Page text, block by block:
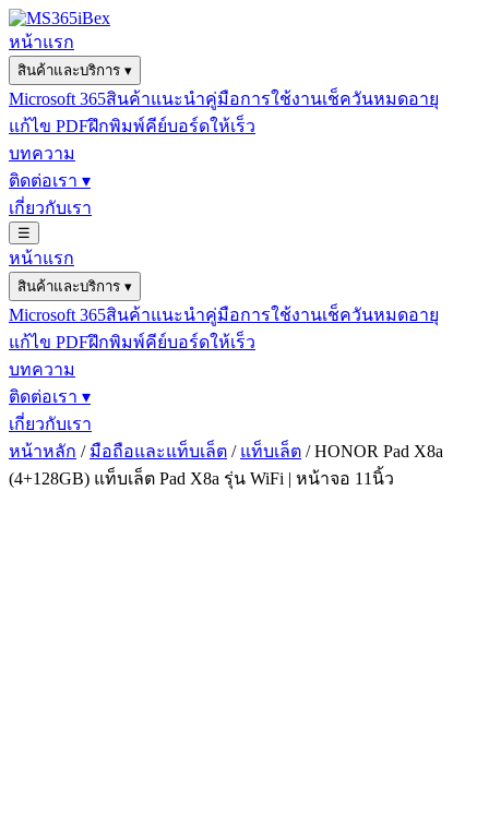
หน้าแรก
สินค้าและบริการ ▾
Microsoft 365สินค้าแนะนำคู่มือการใช้งานเช็ควันหมดอายุ
แก้ไข PDFฝึกพิมพ์คีย์บอร์ดให้เร็ว
บทความ
ติดต่อเรา ▾
เกี่ยวกับเรา
☰
หน้าแรก
สินค้าและบริการ ▾
Microsoft 365สินค้าแนะนำคู่มือการใช้งานเช็ควันหมดอายุ
แก้ไข PDFฝึกพิมพ์คีย์บอร์ดให้เร็ว
บทความ
ติดต่อเรา ▾
เกี่ยวกับเรา
หน้าหลัก / มือถือและแท็บเล็ต / แท็บเล็ต / HONOR Pad X8a
(4+128GB) แท็บเล็ต Pad X8a รุ่น WiFi | หน้าจอ 11นิ้ว